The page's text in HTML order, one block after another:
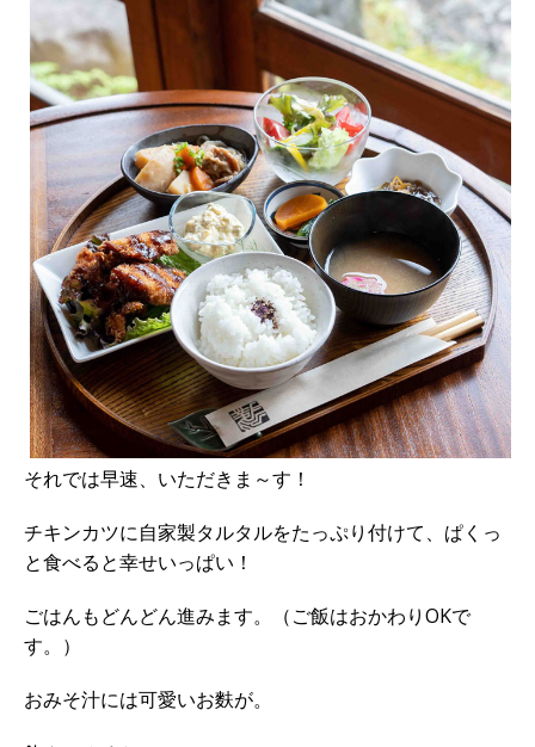
それでは早速、いただきま～す！
チキンカツに自家製タルタルをたっぷり付けて、ぱくっ
と食べると幸せいっぱい！
ごはんもどんどん進みます。（ご飯はおかわりOKで
す。）
おみそ汁には可愛いお麩が。